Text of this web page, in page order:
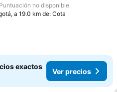
Puntuación no disponible
a 19.0 km de: Cota
exactos
Ver precios